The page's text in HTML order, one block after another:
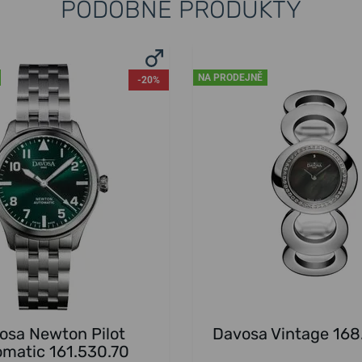
PODOBNÉ PRODUKTY
-20%
Newton Pilot
161.530.70
NA PRODEJNĚ
Davosa Vintage